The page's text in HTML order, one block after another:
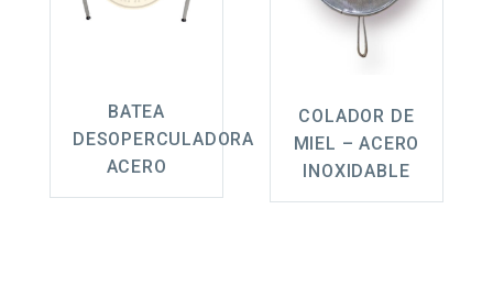
BATEA
DESOPERCULADORA
ACERO
COLADOR DE
MIEL – ACERO
INOXIDABLE